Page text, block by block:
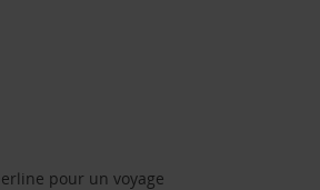
pour un voyage